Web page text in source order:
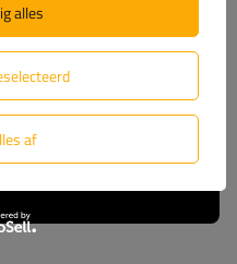
zelf, daarom bieden
en
reserveonderdelen.
van de marktleider.
ons
af
alles